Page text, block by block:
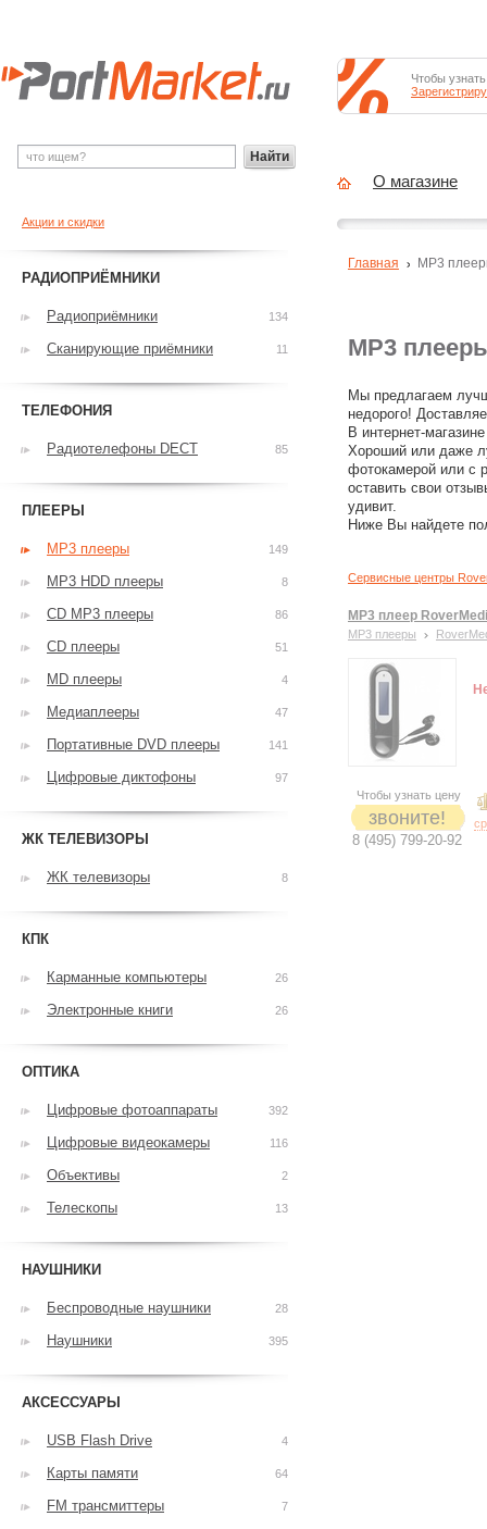
MP3
Мы предлагаем
недорого!
В интернет-
Хороший или даже
фотокамерой или с
оставить свои
удивит.
Ниже Вы найдете
Сервисные центры
MP3 плеер
MP3 плееры
Чтобы узнать цену
звоните!
8 (495) 799-20-92
Главная MP3
Акции и скидки
РАДИОПРИЁМНИКИ
Радиоприёмники 134
Сканирующие приёмники 11
ТЕЛЕФОНИЯ
Радиотелефоны DECT 85
ПЛЕЕРЫ
MP3 плееры 149
MP3 HDD плееры 8
CD MP3 плееры 86
CD плееры 51
MD плееры 4
Медиаплееры 47
Портативные DVD плееры 141
Цифровые диктофоны 97
ЖК ТЕЛЕВИЗОРЫ
ЖК телевизоры 8
КПК
Карманные компьютеры 26
Электронные книги 26
ОПТИКА
Цифровые фотоаппараты 392
Цифровые видеокамеры 116
Объективы 2
Телескопы 13
НАУШНИКИ
Беспроводные наушники 28
Наушники 395
АКСЕССУАРЫ
USB Flash Drive 4
Карты памяти 64
FM трансмиттеры 7
Найти
Чтобы
О магазине